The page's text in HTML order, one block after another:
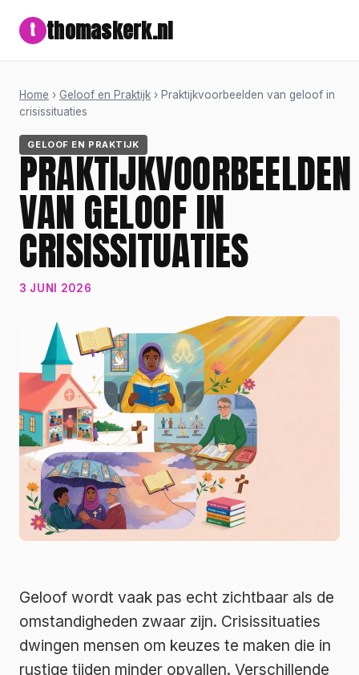
t thomaskerk.nl
Home › Geloof en Praktijk › Praktijkvoorbeelden van geloof in
crisissituaties
GELOOF EN PRAKTIJK
PRAKTIJKVOORBEELDEN
VAN GELOOF IN
CRISISSITUATIES
3 JUNI 2026
Geloof wordt vaak pas echt zichtbaar als de
omstandigheden zwaar zijn. Crisissituaties
dwingen mensen om keuzes te maken die in
rustige tijden minder opvallen. Verschillende